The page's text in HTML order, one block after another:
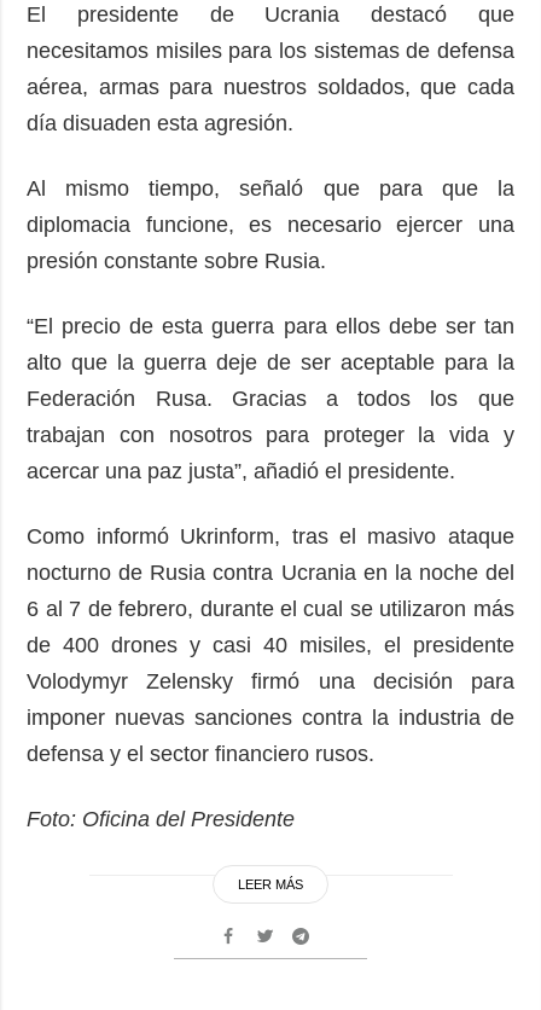
El presidente de Ucrania destacó que
necesitamos misiles para los sistemas de defensa
aérea, armas para nuestros soldados, que cada
día disuaden esta agresión.
Al mismo tiempo, señaló que para que la
diplomacia funcione, es necesario ejercer una
presión constante sobre Rusia.
“El precio de esta guerra para ellos debe ser tan
alto que la guerra deje de ser aceptable para la
Federación Rusa. Gracias a todos los que
trabajan con nosotros para proteger la vida y
acercar una paz justa”, añadió el presidente.
Como informó Ukrinform, tras el masivo ataque
nocturno de Rusia contra Ucrania en la noche del
6 al 7 de febrero, durante el cual se utilizaron más
de 400 drones y casi 40 misiles, el presidente
Volodymyr Zelensky firmó una decisión para
imponer nuevas sanciones contra la industria de
defensa y el sector financiero rusos.
Foto: Oficina del Presidente
LEER MÁS